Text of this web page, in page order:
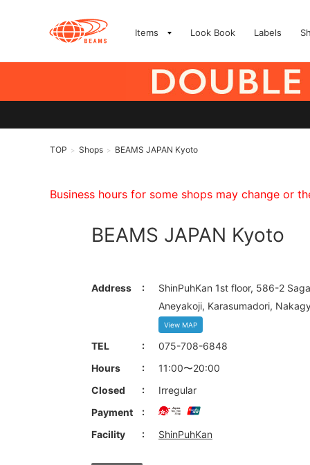
Items Look Book Labels
TOP > Shops > BEAMS JAPAN Kyoto
Business hours for some shops may change or
BEAMS JAPAN Kyoto
Address
ShinPuhKan 1st floor, 586-2
Aneyakoji, Karasumadori,
View MAP
TEL
075-708-6848
Hours
11:00〜20:00
Closed
Irregular
Payment
Facility
ShinPuhKan